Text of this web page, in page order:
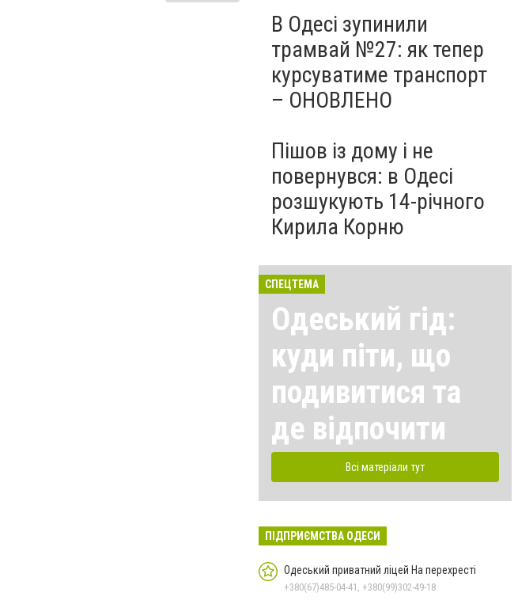
В Одесі зупинили
трамвай №27: як тепер
курсуватиме транспорт
– ОНОВЛЕНО
Пішов із дому і не
повернувся: в Одесі
розшукують 14-річного
Кирила Корню
СПЕЦТЕМА
Одеський гід:
куди піти, що
подивитися та
де відпочити
Всі матеріали тут
ПІДПРИЄМСТВА ОДЕСИ
Одеський приватний ліцей На перехресті
+380(67)485-04-41, +380(99)302-49-18